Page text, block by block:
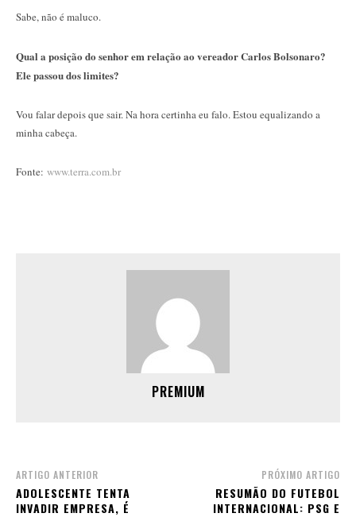
Sabe, não é maluco.
Qual a posição do senhor em relação ao vereador Carlos Bolsonaro?
Ele passou dos limites?
Vou falar depois que sair. Na hora certinha eu falo. Estou equalizando a
minha cabeça.
Fonte: www.terra.com.br
PREMIUM
ARTIGO ANTERIOR
ADOLESCENTE TENTA
INVADIR EMPRESA, É
PRÓXIMO ARTIGO
RESUMÃO DO FUTEBOL
INTERNACIONAL: PSG E